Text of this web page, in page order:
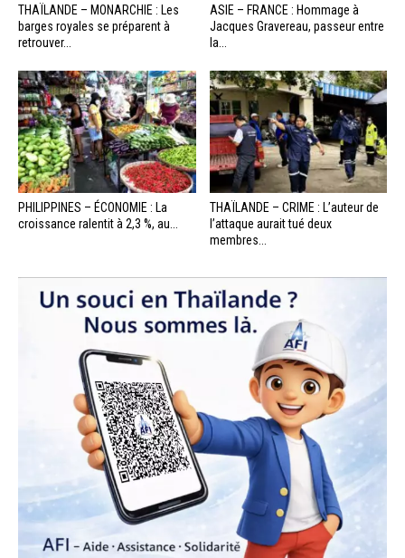
THAÏLANDE – MONARCHIE : Les
barges royales se préparent à
retrouver...
ASIE – FRANCE : Hommage à
Jacques Gravereau, passeur entre
la...
PHILIPPINES – ÉCONOMIE : La
croissance ralentit à 2,3 %, au...
THAÏLANDE – CRIME : L’auteur de
l’attaque aurait tué deux
membres...